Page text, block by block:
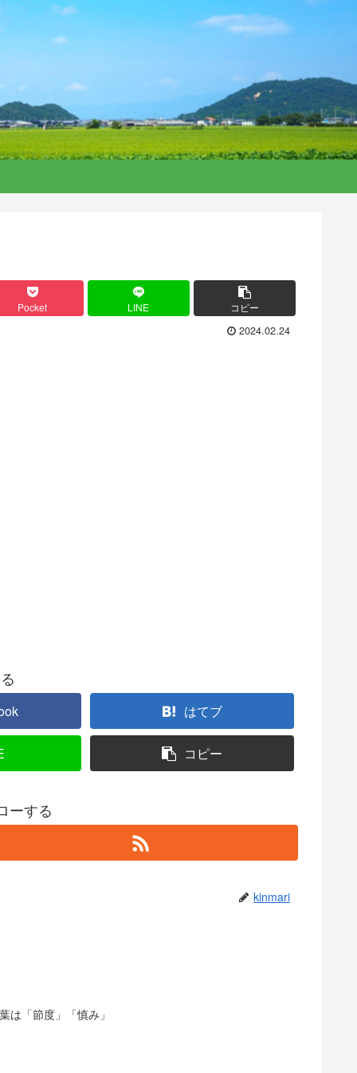
Pocket LINE コピー
2024.02.24
はてブ
コピー
ーする
kinmari
は「節度」「慎み」